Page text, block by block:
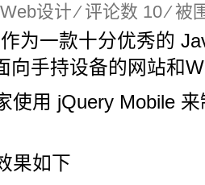
Ubuntu 制作一键安装盘（四
Web设计 ⁄评论数 10⁄ 被
作为一款十分优秀的
向手持设备的网站和
使用 jQuery Mobile
果如下